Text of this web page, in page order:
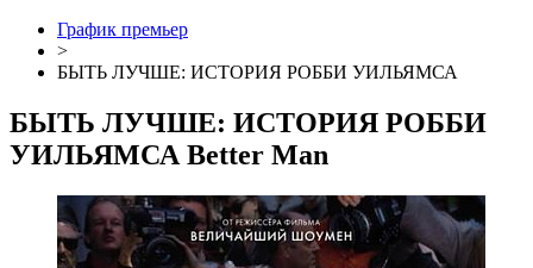
График премьер
>
БЫТЬ ЛУЧШЕ: ИСТОРИЯ РОББИ УИЛЬЯМСА
БЫТЬ ЛУЧШЕ: ИСТОРИЯ РОББИ
УИЛЬЯМСА Better Man